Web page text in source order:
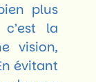
plus
la
vision,
évitant